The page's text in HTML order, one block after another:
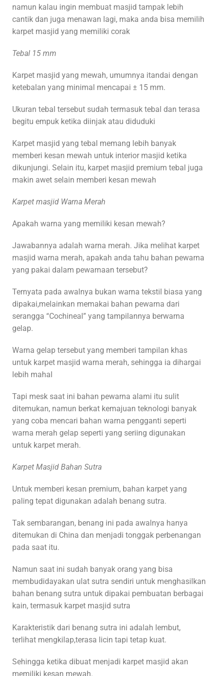
namun kalau ingin membuat masjid tampak lebih
cantik dan juga menawan lagi, maka anda bisa memilih
karpet masjid yang memiliki corak
Tebal 15 mm
Karpet masjid yang mewah, umumnya itandai dengan
ketebalan yang minimal mencapai ± 15 mm.
Ukuran tebal tersebut sudah termasuk tebal dan terasa
begitu empuk ketika diinjak atau diduduki
Karpet masjid yang tebal memang lebih banyak
memberi kesan mewah untuk interior masjid ketika
dikunjungi. Selain itu, karpet masjid premium tebal juga
makin awet selain memberi kesan mewah
Karpet masjid Warna Merah
Apakah warna yang memiliki kesan mewah?
Jawabannya adalah warna merah. Jika melihat karpet
masjid warna merah, apakah anda tahu bahan pewarna
yang pakai dalam pewarnaan tersebut?
Ternyata pada awalnya bukan warna tekstil biasa yang
dipakai,melainkan memakai bahan pewarna dari
serangga “Cochineal” yang tampilannya berwarna
gelap.
Warna gelap tersebut yang memberi tampilan khas
untuk karpet masjid warna merah, sehingga ia dihargai
lebih mahal
Tapi mesk saat ini bahan pewarna alami itu sulit
ditemukan, namun berkat kemajuan teknologi banyak
yang coba mencari bahan warna pengganti seperti
warna merah gelap seperti yang seriing digunakan
untuk karpet merah.
Karpet Masjid Bahan Sutra
Untuk memberi kesan premium, bahan karpet yang
paling tepat digunakan adalah benang sutra.
Tak sembarangan, benang ini pada awalnya hanya
ditemukan di China dan menjadi tonggak perbenangan
pada saat itu.
Namun saat ini sudah banyak orang yang bisa
membudidayakan ulat sutra sendiri untuk menghasilkan
bahan benang sutra untuk dipakai pembuatan berbagai
kain, termasuk karpet masjid sutra
Karakteristik dari benang sutra ini adalah lembut,
terlihat mengkilap,terasa licin tapi tetap kuat.
Sehingga ketika dibuat menjadi karpet masjid akan
memiliki kesan mewah.